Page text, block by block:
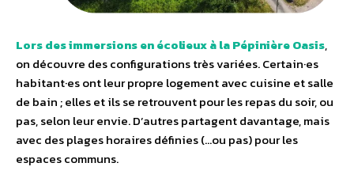
Lors des immersions en écolieux à la Pépinière Oasis,
on découvre des configurations très variées. Certain·es
habitant·es ont leur propre logement avec cuisine et salle
de bain ; elles et ils se retrouvent pour les repas du soir, ou
pas, selon leur envie. D’autres partagent davantage, mais
avec des plages horaires définies (…ou pas) pour les
espaces communs.